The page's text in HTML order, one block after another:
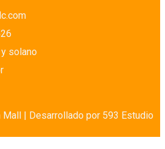
solano
Mall | Desarrollado por 593 Estudio